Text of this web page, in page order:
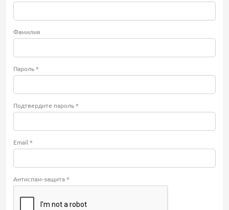
Фамилия
Пароль *
Подтвердите пароль *
Email *
Антиспам-защита *